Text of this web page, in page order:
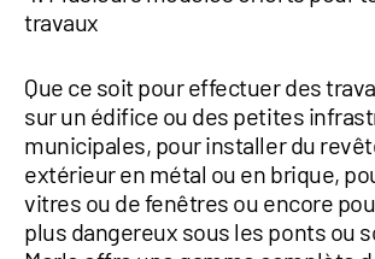
travaux
Que ce soit pour effectuer des
sur un édifice ou des petites
municipales, pour installer du
extérieur en métal ou en brique,
vitres ou de fenêtres ou encore
plus dangereux sous les ponts ou